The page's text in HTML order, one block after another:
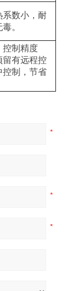
系数小，耐
。
控制精度
留有远程控
控制，节省